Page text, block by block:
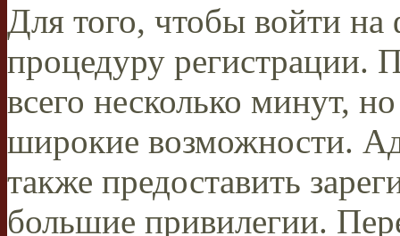
Для того, чтобы войти
процедуру регистрации.
всего несколько минут,
широкие возможности.
также предоставить
большие привилегии.